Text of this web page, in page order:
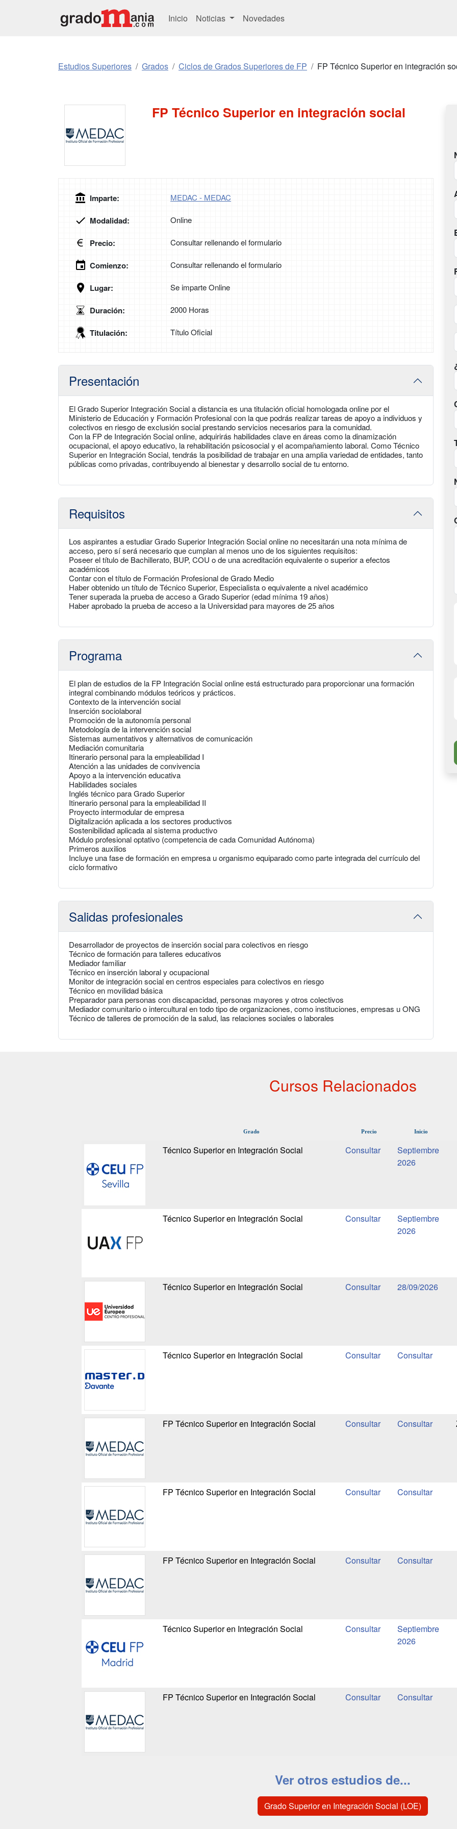
Inicio Noticias Novedades
Estudios Superiores Grados Ciclos de Grados Superiores de FP FP Técnico Superior en integración
FP Técnico Superior en integración social
Imparte: MEDAC - MEDAC
Modalidad: Online
Precio: Consultar rellenando el formulario
Comienzo: Consultar rellenando el formulario
Lugar: Se imparte Online
Duración: 2000 Horas
Titulación: Título Oficial
Presentación
El Grado Superior Integración Social a distancia es una titulación oficial homologada online por el
Ministerio de Educación y Formación Profesional con la que podrás realizar tareas de apoyo a individuos y
colectivos en riesgo de exclusión social prestando servicios necesarios para la comunidad.
Con la FP de Integración Social online, adquirirás habilidades clave en áreas como la dinamización
ocupacional, el apoyo educativo, la rehabilitación psicosocial y el acompañamiento laboral. Como Técnico
Superior en Integración Social, tendrás la posibilidad de trabajar en una amplia variedad de entidades, tanto
públicas como privadas, contribuyendo al bienestar y desarrollo social de tu entorno.
Requisitos
Los aspirantes a estudiar Grado Superior Integración Social online no necesitarán una nota mínima de
acceso, pero sí será necesario que cumplan al menos uno de los siguientes requisitos:
Poseer el título de Bachillerato, BUP, COU o de una acreditación equivalente o superior a efectos
académicos
Contar con el título de Formación Profesional de Grado Medio
Haber obtenido un título de Técnico Superior, Especialista o equivalente a nivel académico
Tener superada la prueba de acceso a Grado Superior (edad mínima 19 años)
Haber aprobado la prueba de acceso a la Universidad para mayores de 25 años
Programa
El plan de estudios de la FP Integración Social online está estructurado para proporcionar una formación
integral combinando módulos teóricos y prácticos.
Contexto de la intervención social
Inserción sociolaboral
Promoción de la autonomía personal
Metodología de la intervención social
Sistemas aumentativos y alternativos de comunicación
Mediación comunitaria
Itinerario personal para la empleabilidad I
Atención a las unidades de convivencia
Apoyo a la intervención educativa
Habilidades sociales
Inglés técnico para Grado Superior
Itinerario personal para la empleabilidad II
Proyecto intermodular de empresa
Digitalización aplicada a los sectores productivos
Sostenibilidad aplicada al sistema productivo
Módulo profesional optativo (competencia de cada Comunidad Autónoma)
Primeros auxilios
Incluye una fase de formación en empresa u organismo equiparado como parte integrada del currículo del
ciclo formativo
Salidas profesionales
Desarrollador de proyectos de inserción social para colectivos en riesgo
Técnico de formación para talleres educativos
Mediador familiar
Técnico en inserción laboral y ocupacional
Monitor de integración social en centros especiales para colectivos en riesgo
Técnico en movilidad básica
Preparador para personas con discapacidad, personas mayores y otros colectivos
Mediador comunitario o intercultural en todo tipo de organizaciones, como instituciones, empresas u ONG
Técnico de talleres de promoción de la salud, las relaciones sociales o laborales
Cursos Relacionados
Grado Precio Inicio
Técnico Superior en Integración Social
Septiembre
2026
Técnico Superior en Integración Social
Septiembre
2026
Técnico Superior en Integración Social 28/09/2026
Técnico Superior en Integración Social
FP Técnico Superior en Integración Social
FP Técnico Superior en Integración Social
FP Técnico Superior en Integración Social
Técnico Superior en Integración Social
Septiembre
2026
FP Técnico Superior en Integración Social
Ver otros estudios de...
Grado Superior en Integración Social (LOE)